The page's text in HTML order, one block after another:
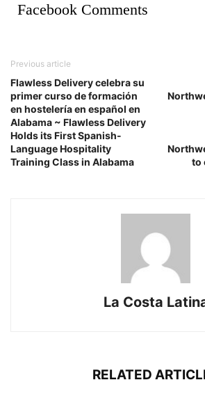
Facebook Comments
Previous article
Flawless Delivery celebra su
primer curso de formación
en hostelería en español en
Alabama ~ Flawless Delivery
Holds its First Spanish-
Language Hospitality
Training Class in Alabama
to
La Costa
RELATED